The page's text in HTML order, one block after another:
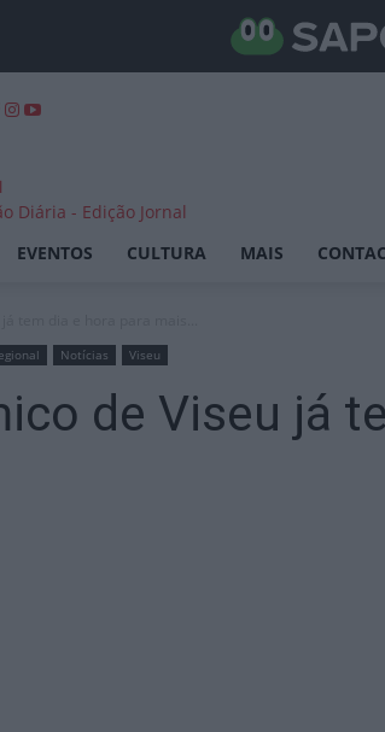
EVENTOS CULTURA MAIS
Notícias Viseu
de Viseu já